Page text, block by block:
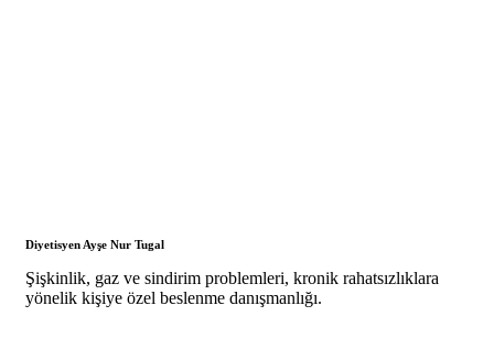
Diyetisyen Ayşe Nur Tugal
Şişkinlik, gaz ve sindirim problemleri, kronik rahatsızlıklara
yönelik kişiye özel beslenme danışmanlığı.